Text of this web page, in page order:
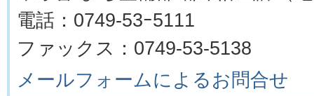
電話：0749-53ｰ5111
ファックス：0749-53-5138
メールフォームによるお問合せ